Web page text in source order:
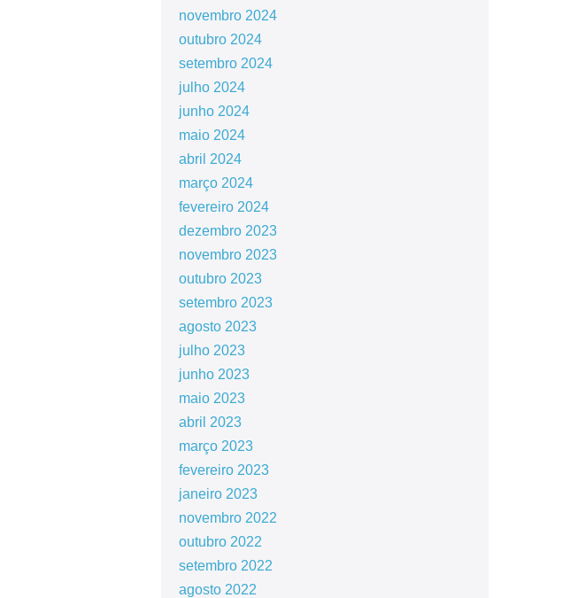
novembro 2024
outubro 2024
setembro 2024
julho 2024
junho 2024
maio 2024
abril 2024
março 2024
fevereiro 2024
dezembro 2023
novembro 2023
outubro 2023
setembro 2023
agosto 2023
julho 2023
junho 2023
maio 2023
abril 2023
março 2023
fevereiro 2023
janeiro 2023
novembro 2022
outubro 2022
setembro 2022
agosto 2022